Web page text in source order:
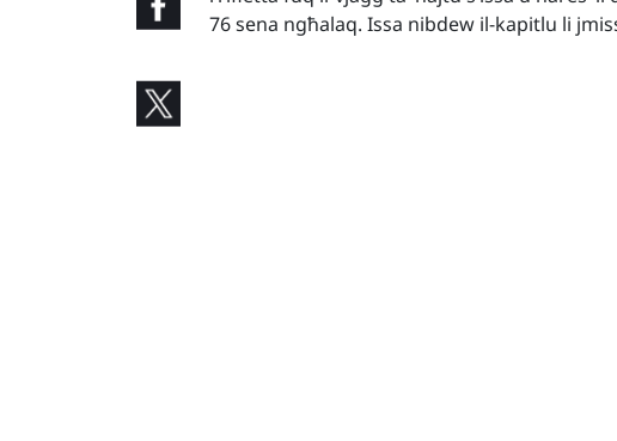
76 sena ngħalaq. Issa nibdew il-kapitlu li